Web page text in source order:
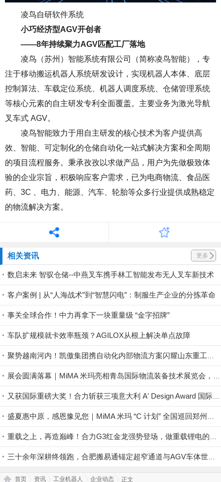
凌鸟自研软件系统
小巧经济型AGV开创者
——8年持续聚力AGV匹配工厂落地
凌鸟（苏州）智能系统有限公司（简称凌鸟智能），专
注于移动搬运机器人系统研发设计，实现机器人本体、底层
控制算法、车载定位系统、机器人调度系统、仓储管理系统
等核心元素的自主研发专利全面覆盖。主要业务为激光导航
叉车式 AGV。
凌鸟智能致力于用自主研发的核心技术为客户提供高
效、智能、可定制化的仓储自动化一站式解决方案和全周期
的项目流程服务。秉承孜孜以求做产品，用户为先做极致体
验的企业宗旨，积极响应客户需求，已为电商物流、食品医
药、3C 、电力、能源、汽车、轮胎等众多行业提供成熟稳定
的物流解决方案。
相关资讯 更多
数启未来 智驭仓储--中燕叉车携手林工智能发布无人叉车新技术
客户案例 | 从“人海战术”到“智慧闪电”：制服生产企业的分拣革命
事关全球合作！中力再拿下一块重量级 “金字招牌”
车队扩规模就卡效率瓶颈？AGILOX从根上解决单点故障
首页 资讯 工业机器人 企业动态 正文